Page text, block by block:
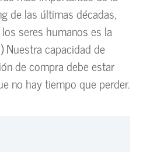
de las últimas décadas,
seres humanos es la
Nuestra capacidad de
de compra debe estar
no hay tiempo que perder.